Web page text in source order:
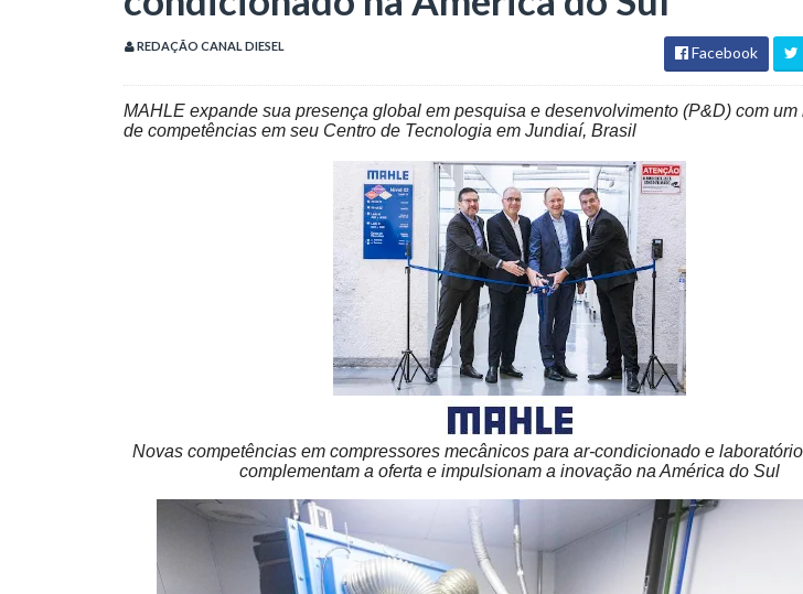
REDAÇÃO CANAL DIESEL Facebook
MAHLE expande sua presença global em pesquisa e desenvolvimento (P&D) com um
de competências em seu Centro de Tecnologia em Jundiaí, Brasil
Novas competências em compressores mecânicos para ar-condicionado e
complementam a oferta e impulsionam a inovação na América do Sul